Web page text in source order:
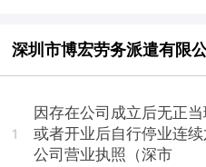
深圳市博宏劳务派遣有限
1
因存在公司成立后无正
或者开业后自行停业连
公司营业执照（深市